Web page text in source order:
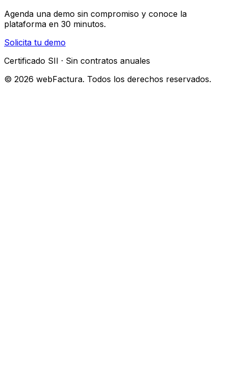
Agenda una demo sin compromiso y conoce la
plataforma en 30 minutos.
Solicita tu demo
Certificado SII · Sin contratos anuales
© 2026 webFactura. Todos los derechos reservados.